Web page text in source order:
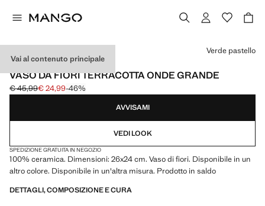
Vai al contenuto principale
MADE IN PORTUGAL
VASO DA FIORI TERRACOTTA ONDE GRANDE
Prezzo iniziale depennato [€ 45,99 ]
€ 45,99
Prezzo attuale [€ 24,99 ]
€ 24,99-46%
Seleziona un colore
Verde pastello
AVVISAMI
VEDI LOOK
SPEDIZIONE GRATUITA IN NEGOZIO
100% ceramica. Dimensioni: 26x24 cm. Vaso di fiori. Disponibile in un
altro colore. Disponibile in un'altra misura. Prodotto in saldo
DETTAGLI, COMPOSIZIONE E CURA